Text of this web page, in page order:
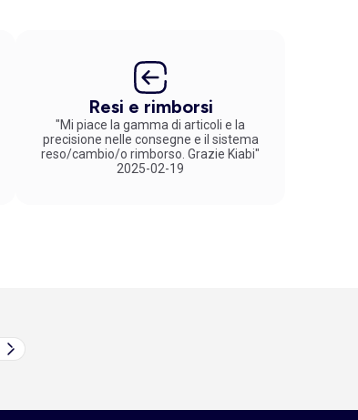
Resi e rimborsi
"Mi piace la gamma di articoli e la
precisione nelle consegne e il sistema
reso/cambio/o rimborso. Grazie Kiabi"
2025-02-19